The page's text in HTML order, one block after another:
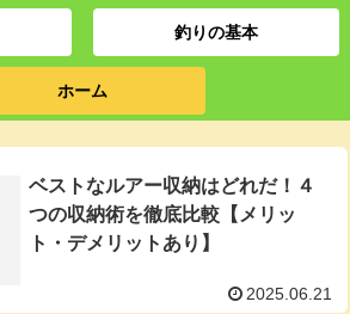
釣りの基本
ホーム
ベストなルアー収納はどれだ！４
つの収納術を徹底比較【メリッ
ト・デメリットあり】
2025.06.21